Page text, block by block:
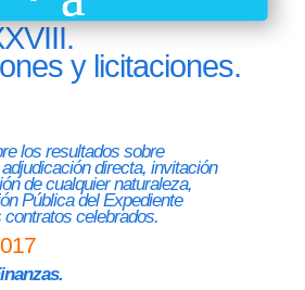
y licitaciones.
los resultados sobre
directa, invitación
de cualquier naturaleza,
Pública del Expediente
celebrados.